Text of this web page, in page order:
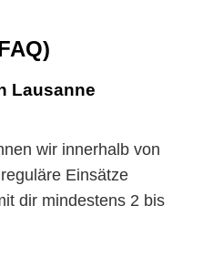
Lausanne
wir innerhalb von
Einsätze
dir mindestens 2 bis